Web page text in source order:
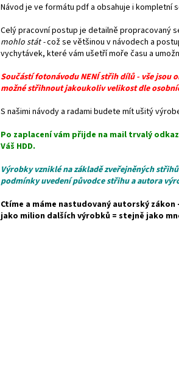
Návod je ve formátu pdf a obsahuje i kompletní
Celý pracovní postup je detailně propracovaný
mohlo stát -což se většinou v návodech a
vychytávek, které vám ušetří moře času a
Součástí fotonávodu NENÍ střih dílů - vše jsou
možné střihnout jakoukoliv velikost dle
S našimi návody a radami budete mít ušitý
Po zaplacení vám přijde na mail trvalý
Váš HDD.
Výrobky vzniklé na základě zveřejněných
podmínky uvedení původce střihu a autora
Ctíme a máme nastudovaný autorský
jako milion dalších výrobků = stejně jako